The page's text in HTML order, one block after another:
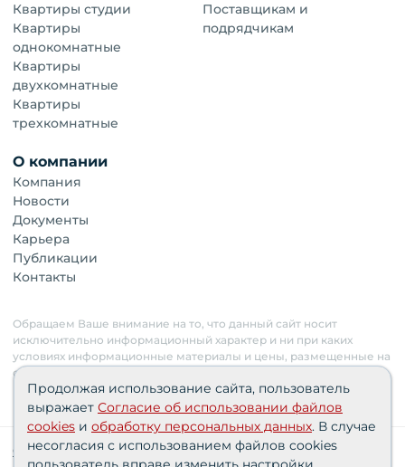
Квартиры студии
Квартиры
однокомнатные
Квартиры
двухкомнатные
Квартиры
трехкомнатные
Поставщикам и
подрядчикам
О компании
Компания
Новости
Документы
Карьера
Публикации
Контакты
Обращаем Ваше внимание на то, что данный сайт носит
исключительно информационный характер и ни при каких
условиях информационные материалы и цены, размещенные на
сайте, не являются публичной офертой. Застройщик имеет
право изменять стоимость объектов.
Сведения о реализуемых требованиях к защите
Продолжая использование сайта, пользователь
выражает Согласие об использовании файлов
cookies и обработку персональных данных. В случае
несогласия с использованием файлов cookies